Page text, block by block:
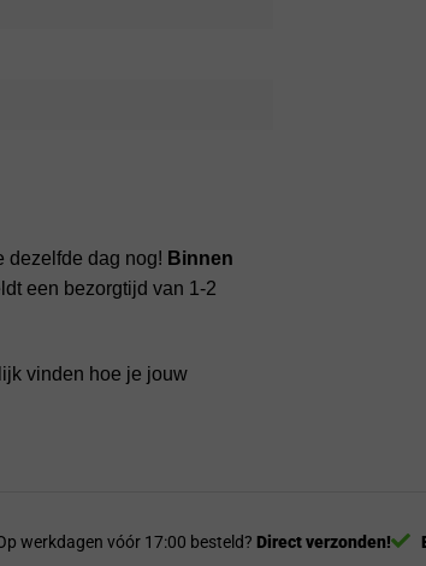
dezelfde dag nog! Binnen
een bezorgtijd van 1-2
vinden hoe je jouw
werkdagen vóór 17:00 besteld? Direct verzonden!